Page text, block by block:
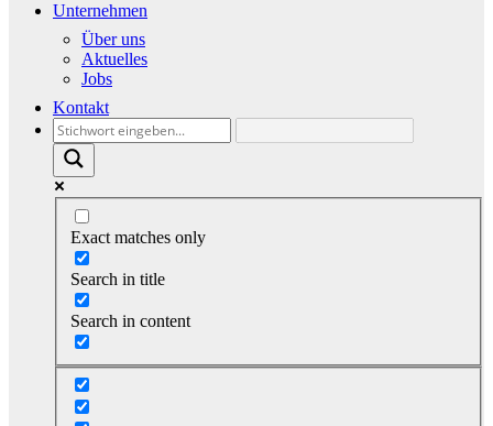
Unternehmen
Über uns
Aktuelles
Jobs
Kontakt
Exact matches only
Search in title
Search in content